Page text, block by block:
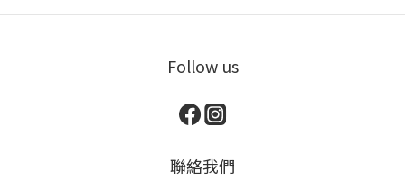
Follow us
聯絡我們